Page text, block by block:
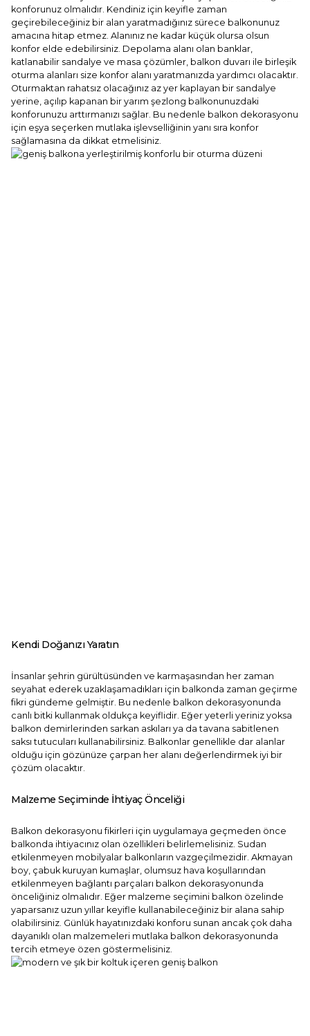
konforunuz olmalıdır. Kendiniz için keyifle zaman
geçirebileceğiniz bir alan yaratmadığınız sürece balkonunuz
amacına hitap etmez. Alanınız ne kadar küçük olursa olsun
konfor elde edebilirsiniz. Depolama alanı olan banklar,
katlanabilir sandalye ve masa çözümler, balkon duvarı ile birleşik
oturma alanları size konfor alanı yaratmanızda yardımcı olacaktır.
Oturmaktan rahatsız olacağınız az yer kaplayan bir sandalye
yerine, açılıp kapanan bir yarım şezlong balkonunuzdaki
konforunuzu arttırmanızı sağlar. Bu nedenle balkon dekorasyonu
için eşya seçerken mutlaka işlevselliğinin yanı sıra konfor
sağlamasına da dikkat etmelisiniz.
Kendi Doğanızı Yaratın
İnsanlar şehrin gürültüsünden ve karmaşasından her zaman
seyahat ederek uzaklaşamadıkları için balkonda zaman geçirme
fikri gündeme gelmiştir. Bu nedenle balkon dekorasyonunda
canlı bitki kullanmak oldukça keyiflidir. Eğer yeterli yeriniz yoksa
balkon demirlerinden sarkan askıları ya da tavana sabitlenen
saksı tutucuları kullanabilirsiniz. Balkonlar genellikle dar alanlar
olduğu için gözünüze çarpan her alanı değerlendirmek iyi bir
çözüm olacaktır.
Malzeme Seçiminde İhtiyaç Önceliği
Balkon dekorasyonu fikirleri için uygulamaya geçmeden önce
balkonda ihtiyacınız olan özellikleri belirlemelisiniz. Sudan
etkilenmeyen mobilyalar balkonların vazgeçilmezidir. Akmayan
boy, çabuk kuruyan kumaşlar, olumsuz hava koşullarından
etkilenmeyen bağlantı parçaları balkon dekorasyonunda
önceliğiniz olmalıdır. Eğer malzeme seçimini balkon özelinde
yaparsanız uzun yıllar keyifle kullanabileceğiniz bir alana sahip
olabilirsiniz. Günlük hayatınızdaki konforu sunan ancak çok daha
dayanıklı olan malzemeleri mutlaka balkon dekorasyonunda
tercih etmeye özen göstermelisiniz.